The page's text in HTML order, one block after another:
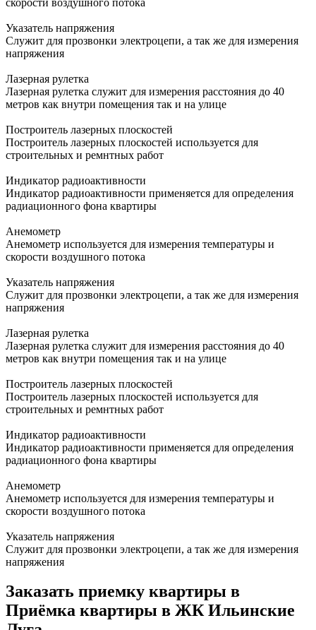
Указатель напряжения
Служит для прозвонки электроцепи, а так же для измерения
напряжения
Лазерная рулетка
Лазерная рулетка служит для измерения расстояния до 40
метров как внутри помещения так и на улице
Построитель лазерных плоскостей
Построитель лазерных плоскостей используется для
строительных и ремнтных работ
Индикатор радиоактивности
Индикатор радиоактивности применяется для определения
радиационного фона квартиры
Анемометр
Анемометр используется для измерения температуры и
скорости воздушного потока
Указатель напряжения
Служит для прозвонки электроцепи, а так же для измерения
напряжения
Лазерная рулетка
Лазерная рулетка служит для измерения расстояния до 40
метров как внутри помещения так и на улице
Построитель лазерных плоскостей
Построитель лазерных плоскостей используется для
строительных и ремнтных работ
Индикатор радиоактивности
Индикатор радиоактивности применяется для определения
радиационного фона квартиры
Анемометр
Анемометр используется для измерения температуры и
скорости воздушного потока
Указатель напряжения
Служит для прозвонки электроцепи, а так же для измерения
напряжения
Заказать приемку квартиры в
Приёмка квартиры в ЖК Ильинские